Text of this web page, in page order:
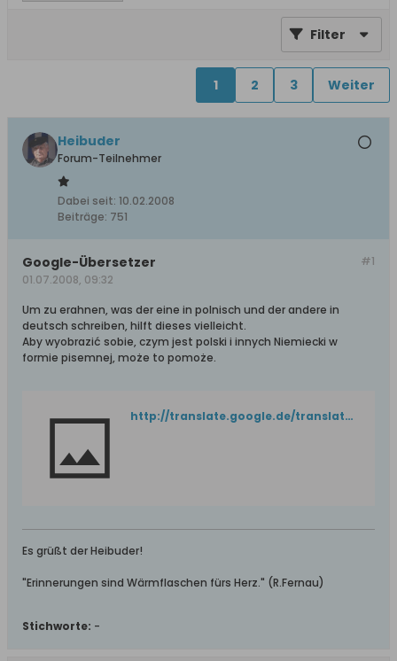
Filter
1 2 3 Weiter
Heibuder
Forum-Teilnehmer
Dabei seit: 10.02.2008
Beiträge: 751
#1
Google-Übersetzer
01.07.2008, 09:32
Um zu erahnen, was der eine in polnisch und der andere in
deutsch schreiben, hilft dieses vielleicht.
Aby wyobrazić sobie, czym jest polski i innych Niemiecki w
formie pisemnej, może to pomoże.
http://translate.google.de/translate_t
Es grüßt der Heibuder!
"Erinnerungen sind Wärmflaschen fürs Herz." (R.Fernau)
Stichworte: -